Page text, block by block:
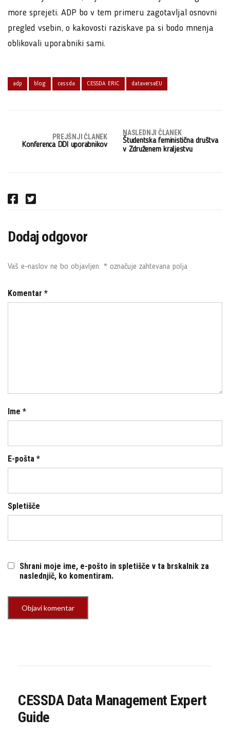
more sprejeti. ADP bo v tem primeru zagotavljal osnovni
pregled vsebin, o kakovosti raziskave pa si bodo mnenja
oblikovali uporabniki sami.
adp blog cessda CESSDA ERIC dataverseEU
PREJŠNJI ČLANEK
Konferenca DDI uporabnikov
NASLEDNJI ČLANEK
Študentska feministična društva
v Združenem kraljestvu
F
e
o
o
T
t
r
Dodaj odgovor
Vaš e-naslov ne bo objavljen. * označuje zahtevana polja
Komentar *
Ime *
E-pošta *
Spletišče
Shrani moje ime, e-pošto in spletišče v ta brskalnik za
naslednjič, ko komentiram.
CESSDA Data Management Expert
Guide